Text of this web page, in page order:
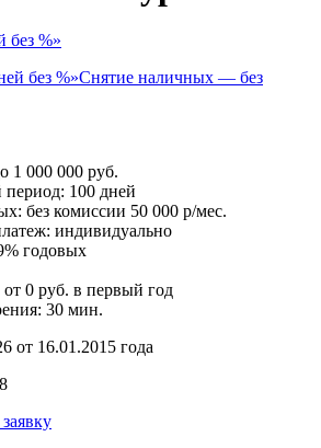
без %»
Снятие наличных — без
1 000 000 руб.
100 дней
без комиссии 50 000 р/мес.
индивидуально
годовых
0 руб. в первый год
30 мин.
от 16.01.2015 года